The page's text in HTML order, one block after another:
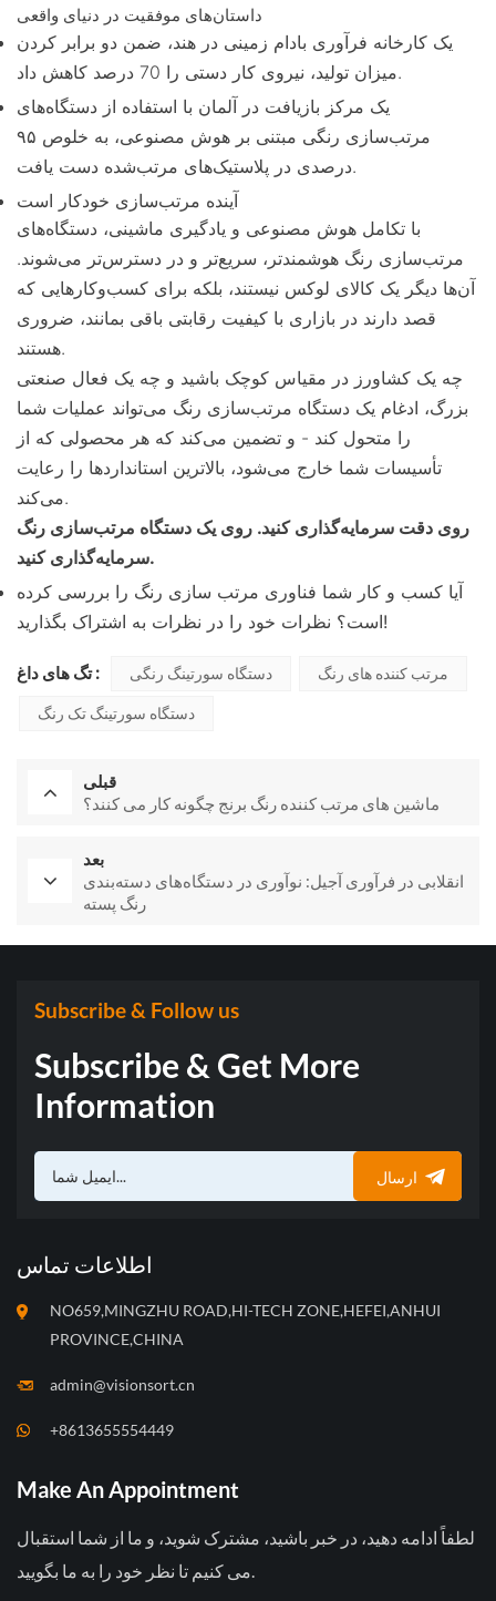
داستان‌های موفقیت در دنیای واقعی
یک کارخانه فرآوری بادام زمینی در هند، ضمن دو برابر کردن
میزان تولید، نیروی کار دستی را 70 درصد کاهش داد.
یک مرکز بازیافت در آلمان با استفاده از دستگاه‌های
مرتب‌سازی رنگی مبتنی بر هوش مصنوعی، به خلوص ۹۵
درصدی در پلاستیک‌های مرتب‌شده دست یافت.
آینده مرتب‌سازی خودکار است
با تکامل هوش مصنوعی و یادگیری ماشینی، دستگاه‌های
مرتب‌سازی رنگ هوشمندتر، سریع‌تر و در دسترس‌تر می‌شوند.
آن‌ها دیگر یک کالای لوکس نیستند، بلکه برای کسب‌وکارهایی که
قصد دارند در بازاری با کیفیت رقابتی باقی بمانند، ضروری
هستند.
چه یک کشاورز در مقیاس کوچک باشید و چه یک فعال صنعتی
بزرگ، ادغام یک دستگاه مرتب‌سازی رنگ می‌تواند عملیات شما
را متحول کند - و تضمین می‌کند که هر محصولی که از
تأسیسات شما خارج می‌شود، بالاترین استانداردها را رعایت
می‌کند.
روی دقت سرمایه‌گذاری کنید. روی یک دستگاه مرتب‌سازی رنگ
سرمایه‌گذاری کنید.
آیا کسب و کار شما فناوری مرتب سازی رنگ را بررسی کرده
است؟ نظرات خود را در نظرات به اشتراک بگذارید!
تگ های داغ : دستگاه سورتینگ رنگی مرتب کننده های رنگ
دستگاه سورتینگ تک رنگ
قبلی
ماشین های مرتب کننده رنگ برنج چگونه کار می کنند؟
بعد
انقلابی در فرآوری آجیل: نوآوری در دستگاه‌های دسته‌بندی
رنگ پسته
Subscribe & Follow us
Subscribe & Get More
Information
ارسال
اطلاعات تماس
NO659,MINGZHU ROAD,HI-TECH ZONE,HEFEI,ANHUI
PROVINCE,CHINA
admin@visionsort.cn
+8613655554449
Make An Appointment
لطفاً ادامه دهید، در خبر باشید، مشترک شوید، و ما از شما استقبال
می کنیم تا نظر خود را به ما بگویید.